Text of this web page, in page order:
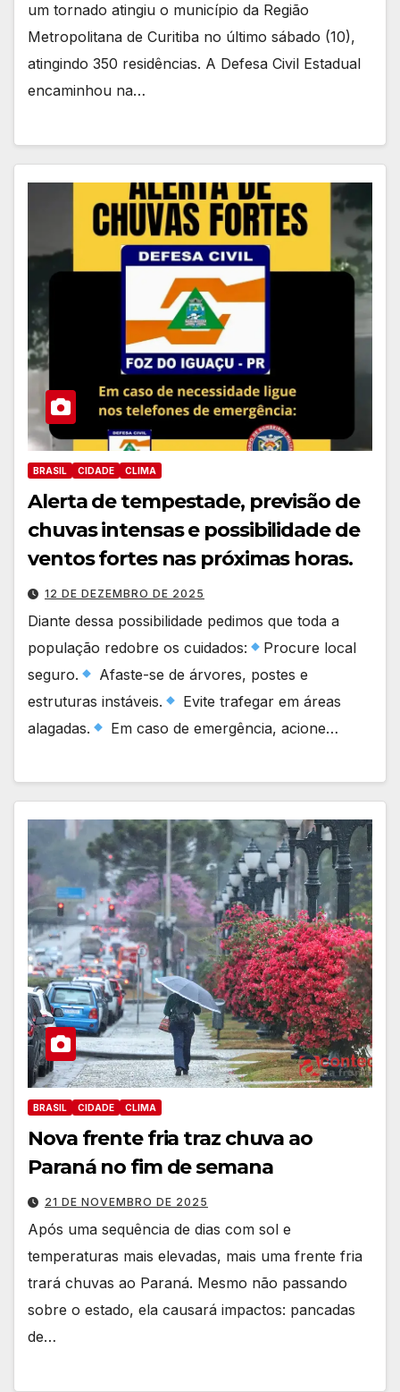
um tornado atingiu o município da Região
Metropolitana de Curitiba no último sábado (10),
atingindo 350 residências. A Defesa Civil Estadual
encaminhou na…
BRASIL CIDADE CLIMA
Alerta de tempestade, previsão de
chuvas intensas e possibilidade de
ventos fortes nas próximas horas.
12 DE DEZEMBRO DE 2025
Diante dessa possibilidade pedimos que toda a
população redobre os cuidados:
Procure local
seguro.
Afaste-se de árvores, postes e
estruturas instáveis.
Evite trafegar em áreas
alagadas.
Em caso de emergência, acione…
BRASIL CIDADE CLIMA
Nova frente fria traz chuva ao
Paraná no fim de semana
21 DE NOVEMBRO DE 2025
Após uma sequência de dias com sol e
temperaturas mais elevadas, mais uma frente fria
trará chuvas ao Paraná. Mesmo não passando
sobre o estado, ela causará impactos: pancadas
de…